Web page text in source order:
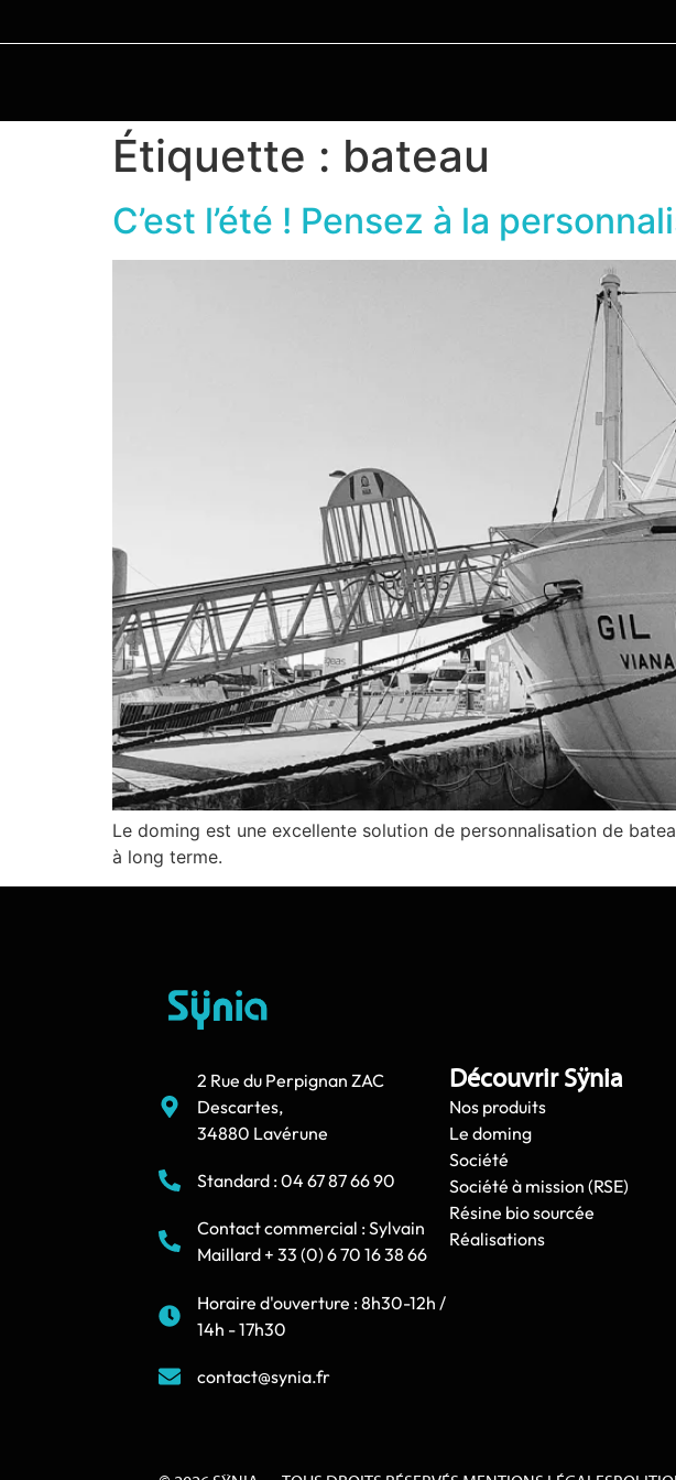
Étiquette : bateau
C’est l’été ! Pensez à la
Le doming est une excellente solution de personnalisation de
à long terme.
2 Rue du Perpignan ZAC
Descartes,
34880 Lavérune
Standard : 04 67 87 66 90
Contact commercial : Sylvain
Maillard + 33 (0) 6 70 16 38 66
Horaire d'ouverture : 8h30-12h /
14h - 17h30
contact@synia.fr
Découvrir Sÿnia
Nos produits
Le doming
Société
Société à mission (RSE)
Résine bio sourcée
Réalisations